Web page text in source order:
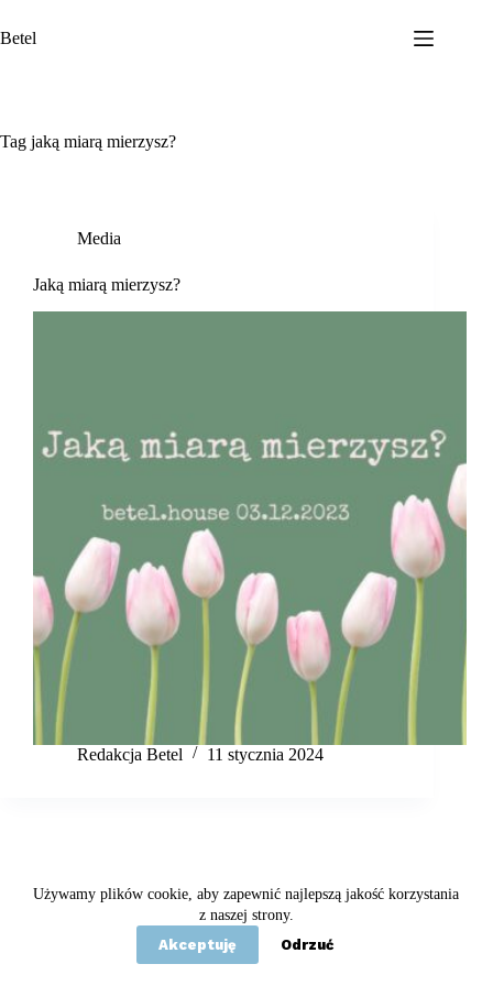
do
treści
Używamy plików cookie, aby zapewnić najlepszą jakość korzystania
z naszej strony.
Akceptuję
Odrzuć
Betel
Tag jaką miarą mierzysz?
Media
Jaką miarą mierzysz?
Redakcja Betel 11 stycznia 2024
Copyright © 2020 - 2026 Betel